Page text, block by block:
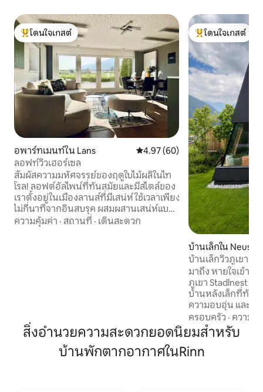
โดนใจเกสต์ที่สุด
โดนใจเกสต์
อพาร์ทเมนท์ใน Lans คะแนนเฉลี่ย 4.97 จาก 5, 60 รีวิว
4.97 (60)
ลอฟท์วิวเฮอร์เซล
สัมผัสความมหัศจรรย์ของฤดูใบไม้ผลิในไท
โรล! ลอฟต์อัลไพน์ที่ทันสมัยและมีสไตล์ของ
เราตั้งอยู่ในเมืองลานส์ที่มีเสน่ห์ ใช้เวลาเพียง
ไม่กี่นาทีจากอินสบรุค ผสมผสานเสน่ห์แบ
บอัลไพน์เข้ากับความสะดวกสบาย
เพลิดเพลินกับวิวยอดเขาที่สวยงาม ลอฟต์
ความคุ้มค่า · สถานที่ · เดินสะดวก
โดนใจเกสต์ที่สุด
โดนใจเกสต์
บ้านเล็กใน
tal
บ้านเล็กวิวภูเขา •
สงบ
มาถึง หายใจเข้าลึ
ภูเขา Stadlnest
บ้านหลังเล็กที่ทันส
ความอบอุ่น และบ
แท้จริง หน้าบ้านก
ธรรมชาติเข้ามาใ
ส่วนตัวและเตาผิง
สร้างพื้นที่ที่สมบูร
ครอบครัว · ความคุ้
สิ่งอำนวยความสะดวกยอดนิยมสำหรับ
บ้านพักตากอากาศในRinn